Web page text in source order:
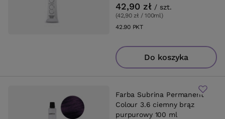
42,90 zł / szt.
(42,90 zł / 100ml)
42.90PKTpunktów
Do koszyka
Farba Subrina Permanent
Colour 3.6 ciemny brąz
purpurowy 100 ml